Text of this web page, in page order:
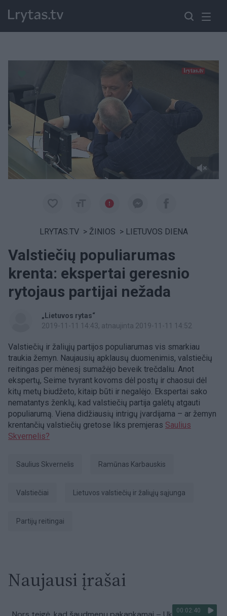
LRYTAS.TV > ŽINIOS > LIETUVOS DIENA
Valstiečių populiarumas
krenta: ekspertai geresnio
rytojaus partijai nežada
„Lietuvos rytas“
2019-11-11 14:43, atnaujinta 2019-11-11 14:52
Valstiečių ir žaliųjų partijos populiarumas vis smarkiau
traukia žemyn. Naujausių apklausų duomenimis, valstiečių
reitingas per mėnesį sumažėjo beveik trečdaliu. Anot
ekspertų, Seime tvyrant kovoms dėl postų ir chaosui dėl
kitų metų biudžeto, kitaip būti ir negalėjo. Ekspertai sako
nematantys ženklų, kad valstiečių partija galėtų atgauti
populiarumą. Viena didžiausių intrigų įvardijama – ar žemyn
krentančių valstiečių gretose liks premjeras Saulius
Skvernelis?
Saulius Skvernelis Ramūnas Karbauskis
valstiečiai Lietuvos valstiečių ir žaliųjų sąjunga
partijų reitingai
Naujausi įrašai
00:02:40